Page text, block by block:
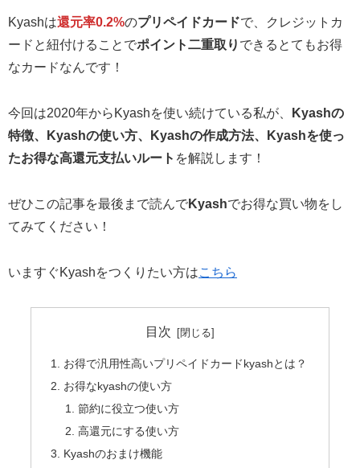
Kyashは還元率0.2%のプリペイドカードで、クレジットカ
ードと紐付けることでポイント二重取り できるとてもお得
なカードなんです！
今回は2020年からKyashを使い続けている私が、
Kyashの
特徴、Kyashの使い方、Kyashの作成方法、Kyashを使っ
たお得な高還元支払いルート を解説します！
ぜひこの記事を最後まで読んでKyashでお得な買い物をし
てみてください！
いますぐKyashをつくりたい方はこちら
目次
お得で汎用性高いプリペイドカードkyashとは？
お得なkyashの使い方
節約に役立つ使い方
高還元にする使い方
Kyashのおまけ機能